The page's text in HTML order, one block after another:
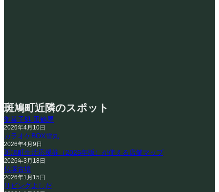
斑鳩町近隣のスポット
御菓子処 田鶴屋
2026年4月10日
カラオケBOX雪丸
2026年4月9日
斑鳩町生活応援券（2026年版）が使える店舗マップ
2026年3月18日
仏塚古墳
2026年1月15日
リビングよしだ